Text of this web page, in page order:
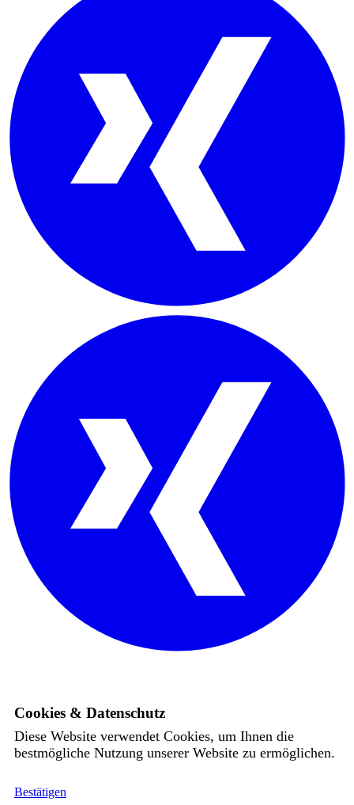
Cookies & Datenschutz
Diese Website verwendet Cookies, um Ihnen die
bestmögliche Nutzung unserer Website zu ermöglichen.
Bestätigen